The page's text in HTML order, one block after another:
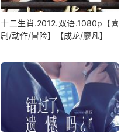
十二生肖.2012.双语.1080p【喜
剧/动作/冒险】【成龙/廖凡】